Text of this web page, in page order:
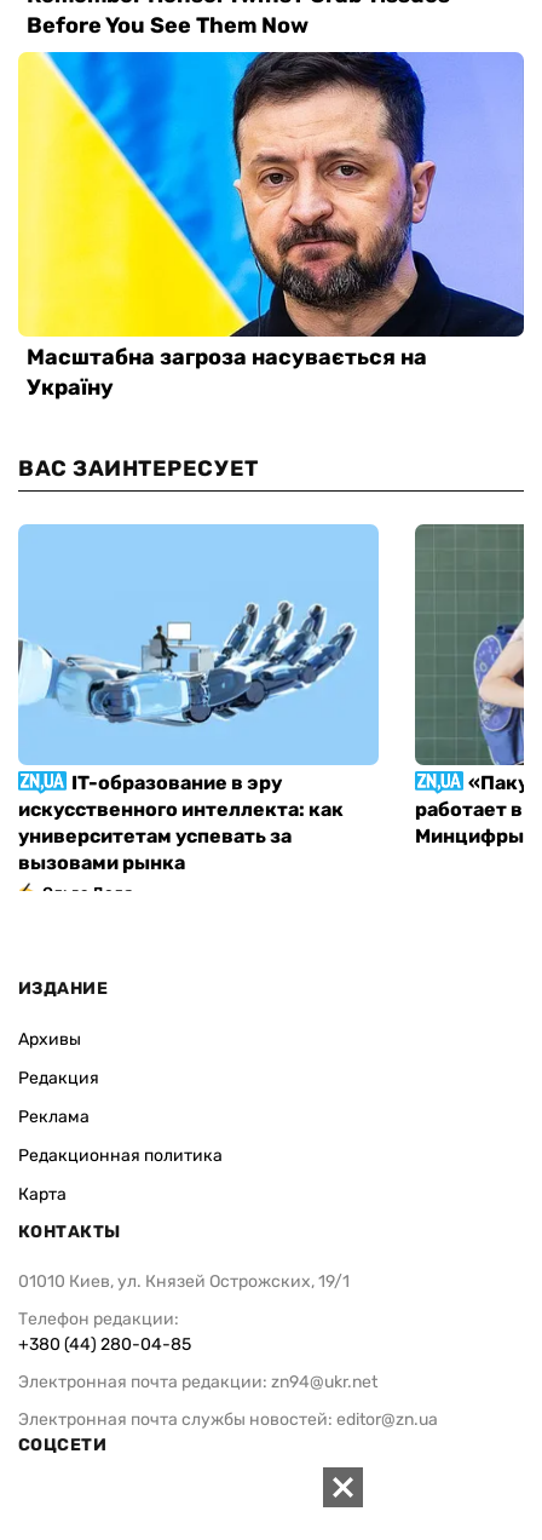
ВАС ЗАИНТЕРЕСУЕТ
IT-образование в эру
искусственного интеллекта: как
университетам успевать за
вызовами рынка
Ольга Доля
работает в
Минцифры
ИЗДАНИЕ
Архивы
Редакция
Реклама
Редакционная политика
Карта
КОНТАКТЫ
01010 Киев, ул. Князей Острожских, 19/1
Телефон редакции:
+380 (44) 280-04-85
Электронная почта редакции: zn94@ukr.net
Электронная почта службы новостей: editor@zn.ua
СОЦСЕТИ